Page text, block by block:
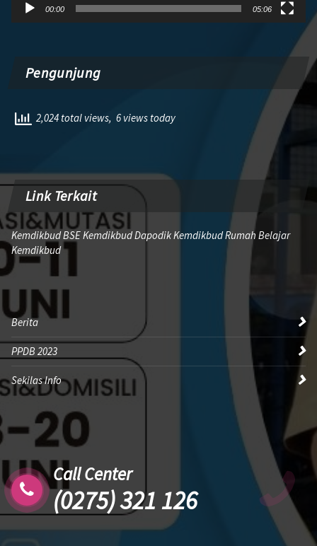
00:00 05:06
Pengunjung
2,024 total views, 6 views today
Link Terkait
Kemdikbud BSE Kemdikbud Dapodik Kemdikbud Rumah Belajar
Kemdikbud
Berita
PPDB 2023
Sekilas Info
Call Center
(0275) 321 126